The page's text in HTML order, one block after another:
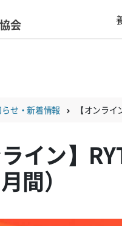
会
らせ・新着情報 【オンラ
ライン】
間）